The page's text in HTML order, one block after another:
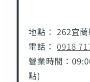
地點： 262宜
電話： 0918
營業時間：
點)